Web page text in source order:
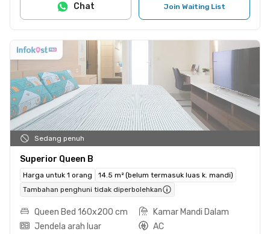
Join Waiting List
Chat
Sedang penuh
Superior Queen B
Harga untuk 1 orang
14.5 m² (belum termasuk luas k. mandi)
Tambahan penghuni tidak diperbolehkan
Queen Bed 160x200 cm
Kamar Mandi Dalam
Jendela arah luar
AC